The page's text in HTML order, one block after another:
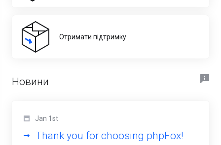
Отримати підтримку
Новини
Jan 1st
Thank you for choosing phpFox!